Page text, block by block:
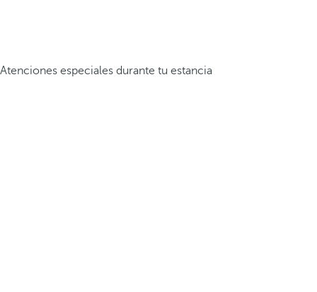
Atenciones especiales durante tu estancia